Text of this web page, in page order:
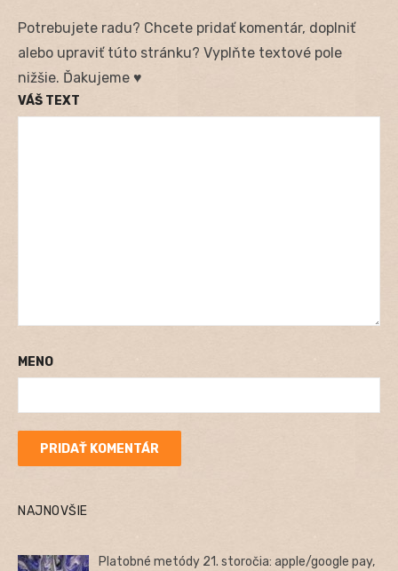
Potrebujete radu? Chcete pridať komentár, doplniť
alebo upraviť túto stránku? Vyplňte textové pole
nižšie. Ďakujeme ♥
VÁŠ TEXT
MENO
NAJNOVŠIE
Platobné metódy 21. storočia: apple/google pay,